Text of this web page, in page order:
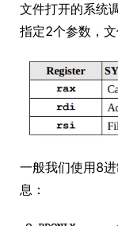
文件打开的系统
指定2个参数，文
一般我们使用8
息：